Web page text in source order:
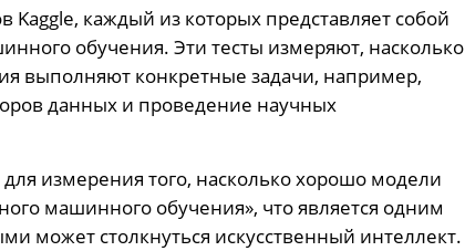
Kaggle, каждый из которых представляет собой
обучения. Эти тесты измеряют, насколько
выполняют конкретные задачи, например,
данных и проведение научных
измерения того, насколько хорошо модели
машинного обучения», что является одним
может столкнуться искусственный интеллект.